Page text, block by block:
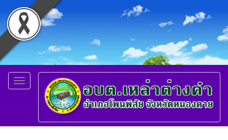
Toggle
navigation